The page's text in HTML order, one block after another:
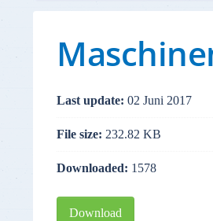
Last update: 02 Juni 2017
File size: 232.82 KB
Downloaded: 1578
Download